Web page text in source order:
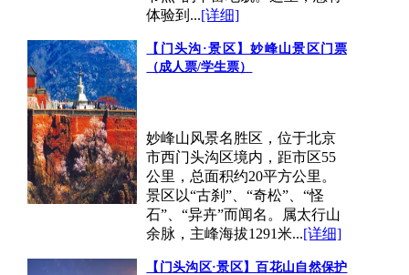
体验到...[详细]
【门头沟·景区】妙峰山景区门票
（成人票/学生票）
妙峰山风景名胜区，位于北京
市西门头沟区境内，距市区55
公里，总面积约20平方公里。
景区以“古刹”、“奇松”、“怪
石”、“异卉”而闻名。属太行山
余脉，主峰海拔1291米...[详细]
【门头沟区·景区】百花山自然保护